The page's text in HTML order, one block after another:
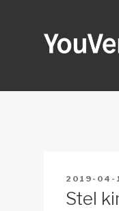
POSTED
2019-04-
Stel